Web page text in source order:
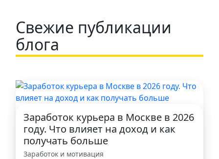
Свежие публикации
блога
Заработок курьера в Москве в 2026
году. Что влияет на доход и как
получать больше
Заработок и мотивация